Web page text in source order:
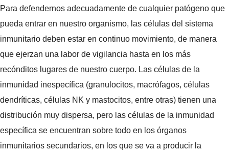
Para defendernos adecuadamente de cualquier patógeno que
pueda entrar en nuestro organismo, las células del sistema
inmunitario deben estar en continuo movimiento, de manera
que ejerzan una labor de vigilancia hasta en los más
recónditos lugares de nuestro cuerpo. Las células de la
inmunidad inespecífica (granulocitos, macrófagos, células
dendríticas, células NK y mastocitos, entre otras) tienen una
distribución muy dispersa, pero las células de la inmunidad
específica se encuentran sobre todo en los órganos
inmunitarios secundarios, en los que se va a producir la